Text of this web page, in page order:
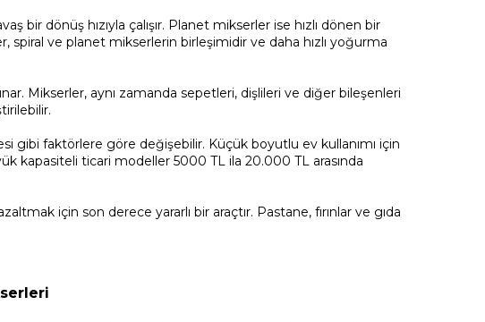
bir dönüş hızıyla çalışır. Planet mikserler ise hızlı dönen bir
spiral ve planet mikserlerin birleşimidir ve daha hızlı yoğurma
Mikserler, aynı zamanda sepetleri, dişlileri ve diğer bileşenleri
gibi faktörlere göre değişebilir. Küçük boyutlu ev kullanımı için
kapasiteli ticari modeller 5000 TL ila 20.000 TL arasında
için son derece yararlı bir araçtır. Pastane, fırınlar ve gıda